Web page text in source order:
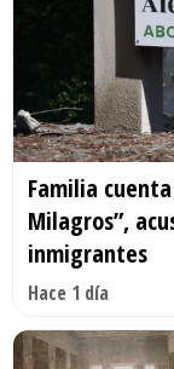
Familia
Milagros”,
inmigrantes
Hace 1 día